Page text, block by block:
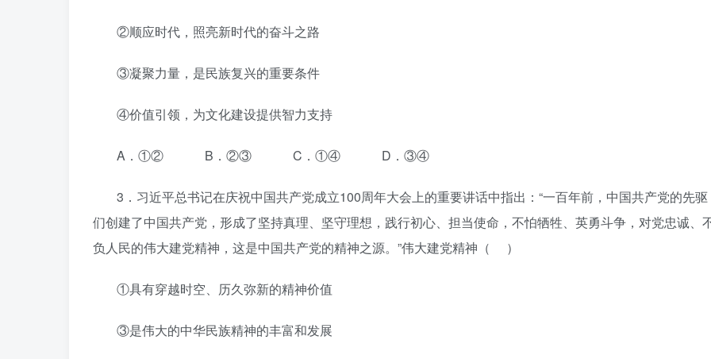
②顺应时代，照亮新时代的奋斗之路
③凝聚力量，是民族复兴的重要条件
④价值引领，为文化建设提供智力支持
A．①② B．②③ C．①④ D．③④
3．习近平总书记在庆祝中国共产党成立100周年大会上的重要讲话中指出：“一百年前，中国共产党的先驱
们创建了中国共产党，形成了坚持真理、坚守理想，践行初心、担当使命，不怕牺牲、英勇斗争，对党忠诚、
负人民的伟大建党精神，这是中国共产党的精神之源。”伟大建党精神（ ）
①具有穿越时空、历久弥新的精神价值
③是伟大的中华民族精神的丰富和发展